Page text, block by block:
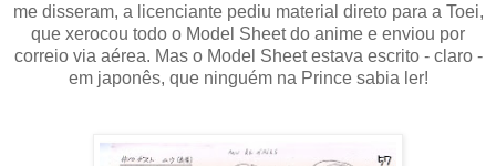
me disseram, a licenciante pediu material direto para a Toei,
que xerocou todo o Model Sheet do anime e enviou por
correio via aérea. Mas o Model Sheet estava escrito - claro -
em japonês, que ninguém na Prince sabia ler!